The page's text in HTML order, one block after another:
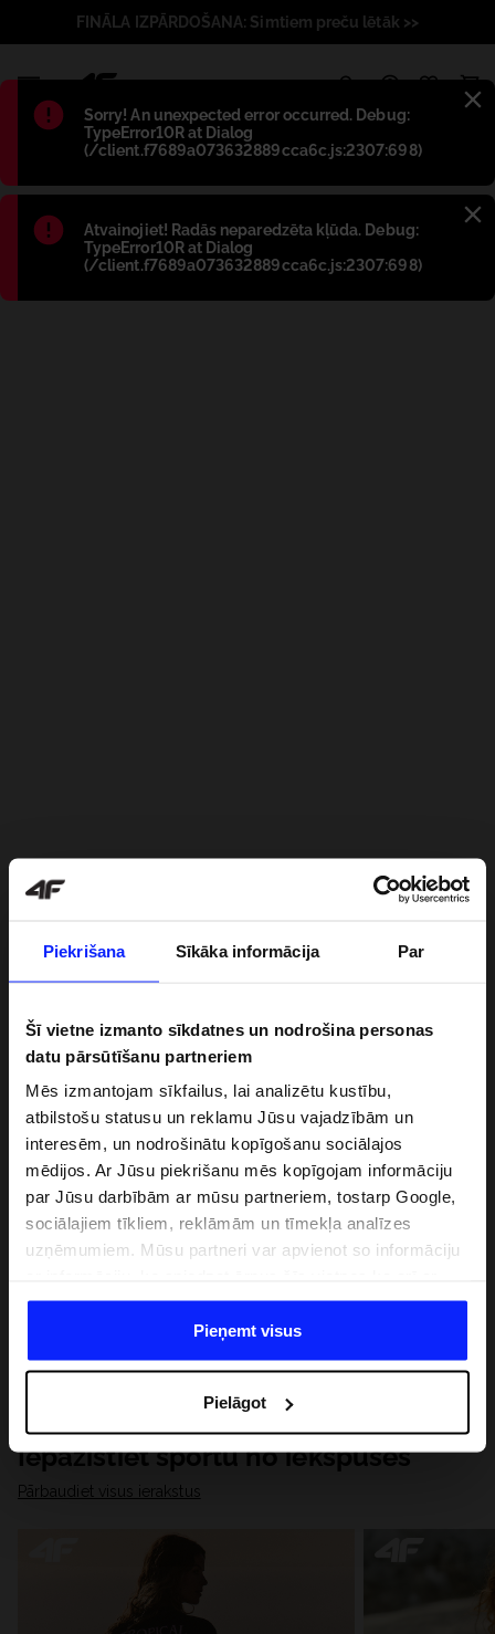
Piekrišana Sīkāka informācija Par
Šī vietne izmanto sīkdatnes un nodrošina personas
datu pārsūtīšanu partneriem
Mēs izmantojam sīkfailus, lai analizētu kustību,
atbilstošu statusu un reklamu Jūsu vajadzībām un
interesēm, un nodrošinātu kopīgošanu sociālajos
mēdijos. Ar Jūsu piekrišanu mēs kopīgojam informāciju
par Jūsu darbībām ar mūsu partneriem, tostarp Google,
sociālajiem tīkliem, reklāmām un tīmekļa analīzes
uzņēmumiem. Mūsu partneri var apvienot so informāciju
datiem, ko viņi iegūst, izmantojot viņu pakalpojumus. Ar
Jūsu atļauju, mēs varam pārsūtīt Jūsu personas datus
saviem partneriem, lai uzlabotu veidu, kadā tiek rādīta
saturu un uzlabotu mūsu partneru piedāvātos risinajumus
( piem. socialos tīklus). Detalizētu informāciju var atrast
mūsu Privātuma politikā un sadaļā "Detaļas".
Pieņemt visus
Pielāgot
Błąd:
Sorry! An unexpected error occurred. Debug:
TypeError10R at Dialog
(/client.f7689a073632889cca6c.js:2307:698)
Błąd:
Atvainojiet! Radās neparedzēta kļūda. Debug:
TypeError10R at Dialog
(/client.f7689a073632889cca6c.js:2307:698)
FINĀLA IZPĀRDOŠANA: Simtiem preču lētāk >>
Iepazīstiet sportu no iekšpuses
Pārbaudiet visus ierakstus